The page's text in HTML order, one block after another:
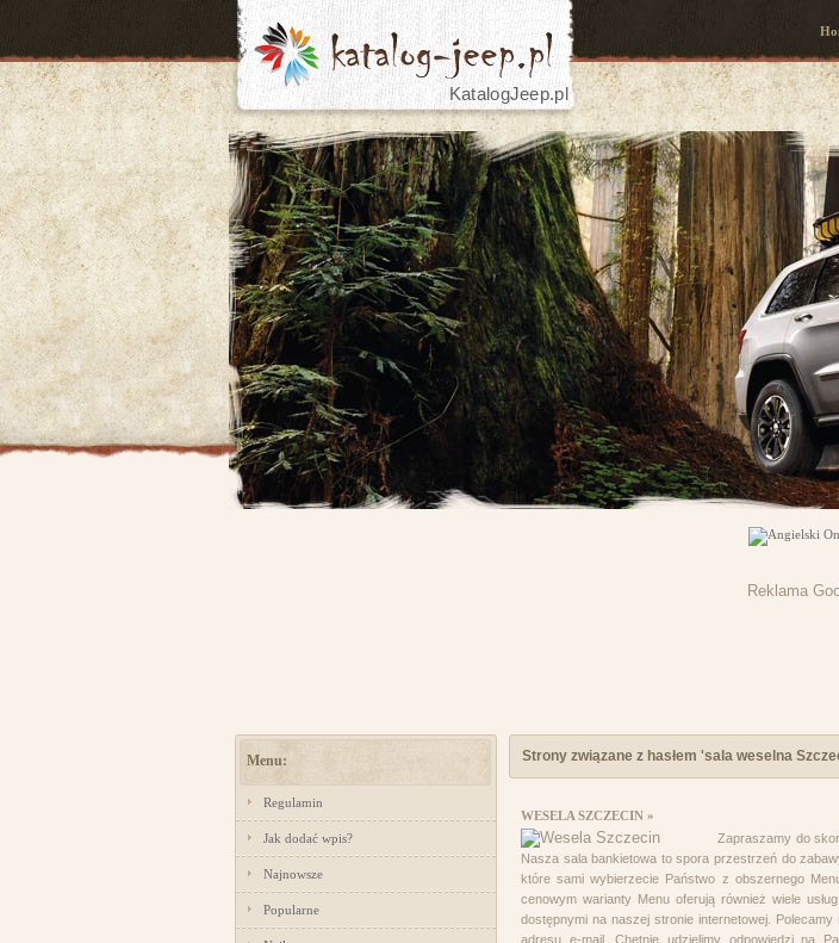
KatalogJeep.pl
Reklama
Menu:
Regulamin
Jak dodać wpis?
Najnowsze
Popularne
Strony związane z hasłem 'sala weselna
WESELA SZCZECIN »
Zapraszamy do
Nasza sala bankietowa to spora przestrzeń do
które sami wybierzecie Państwo z obszernego
cenowym warianty Menu oferują również wiele
dostępnymi na naszej stronie internetowej.
adresu e-mail. Chętnie udzielimy odpowiedzi na